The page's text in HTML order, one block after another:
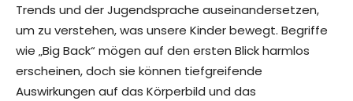
Trends und der Jugendsprache auseinandersetzen,
um zu verstehen, was unsere Kinder bewegt. Begriffe
wie „Big Back“ mögen auf den ersten Blick harmlos
erscheinen, doch sie können tiefgreifende
Auswirkungen auf das Körperbild und das